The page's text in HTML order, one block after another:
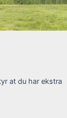
at du har ekstra